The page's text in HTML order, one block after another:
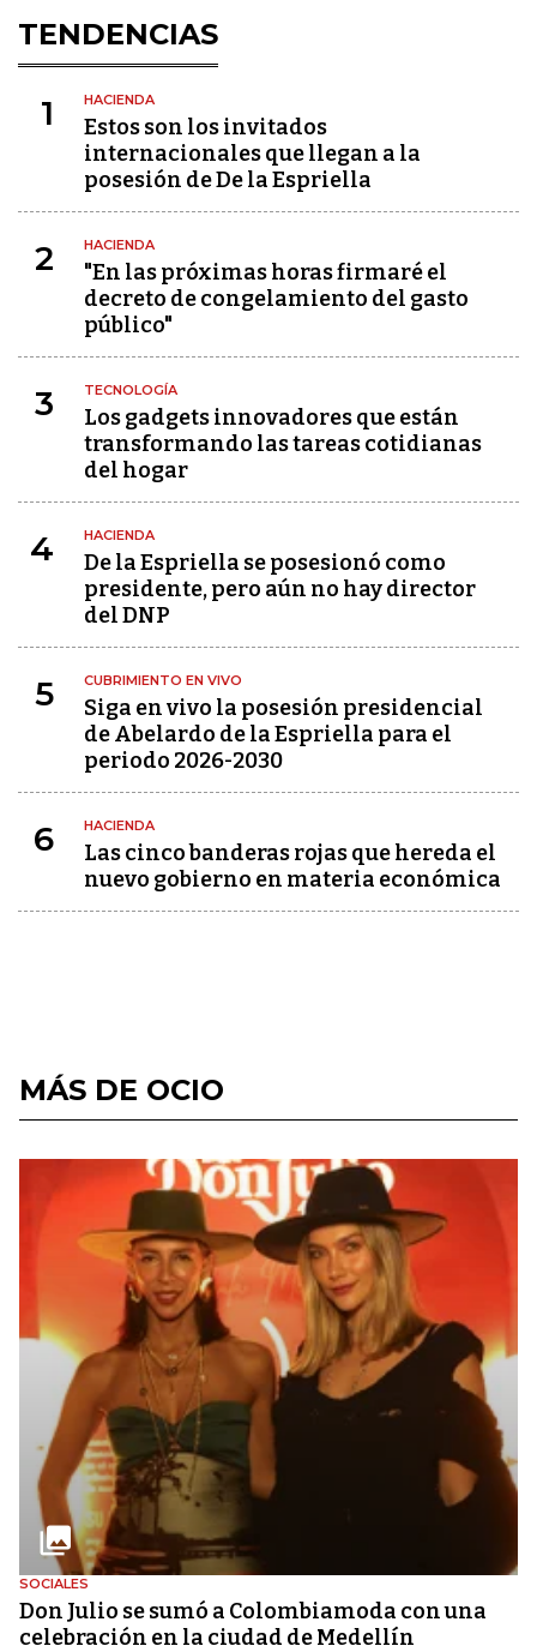
TENDENCIAS
1 HACIENDA
Estos son los invitados
internacionales que llegan a la
posesión de De la Espriella
2 HACIENDA
"En las próximas horas firmaré el
decreto de congelamiento del gasto
público"
3 TECNOLOGÍA
Los gadgets innovadores que están
transformando las tareas cotidianas
del hogar
4 HACIENDA
De la Espriella se posesionó como
presidente, pero aún no hay director
del DNP
5 CUBRIMIENTO EN VIVO
Siga en vivo la posesión presidencial
de Abelardo de la Espriella para el
periodo 2026-2030
6 HACIENDA
Las cinco banderas rojas que hereda el
nuevo gobierno en materia económica
MÁS DE OCIO
SOCIALES
Don Julio se sumó a Colombiamoda con una
celebración en la ciudad de Medellín